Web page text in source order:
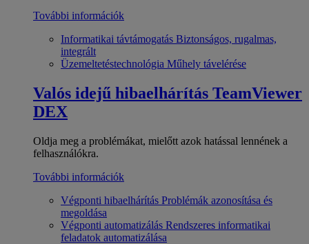
További információk
Informatikai távtámogatás Biztonságos, rugalmas,
integrált
Üzemeltetéstechnológia Műhely távelérése
Valós idejű hibaelhárítás TeamViewer
DEX
Oldja meg a problémákat, mielőtt azok hatással lennének a
felhasználókra.
További információk
Végponti hibaelhárítás Problémák azonosítása és
megoldása
Végponti automatizálás Rendszeres informatikai
feladatok automatizálása